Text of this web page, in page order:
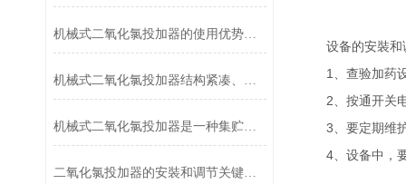
设备的安裝和
1、查验加药设
2、按通开关电
3、要定期维护
4、设备中，要
机械式二氧化氯投加器的使用优势有哪些？
机械式二氧化氯投加器结构紧凑、安全可靠
机械式二氧化氯投加器是一种集贮存、输送与自动控制于一体的成套设备
二氧化氯投加器的安裝和调节关键要点